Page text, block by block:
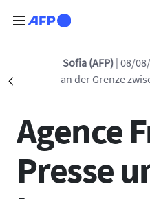
Précédent
Sofia (AFP) | 08/08/2026
an der Grenze
Zurück zur Liste
Agence
Presse